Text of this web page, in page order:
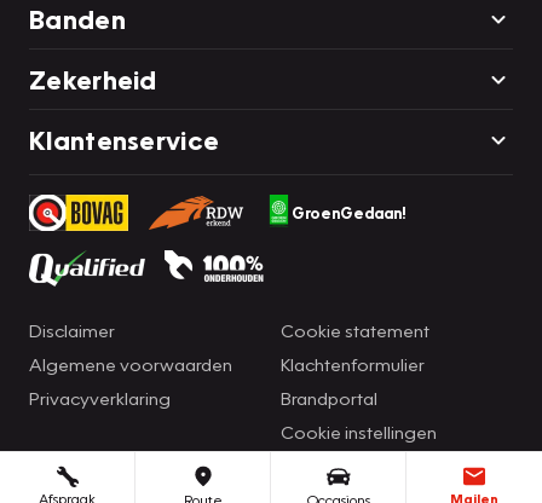
Afspraak Mailen
Banden
Zekerheid
Klantenservice
GroenGedaan!
Disclaimer
Algemene voorwaarden
Privacyverklaring
Cookie statement
Klachtenformulier
Brandportal
Cookie instellingen